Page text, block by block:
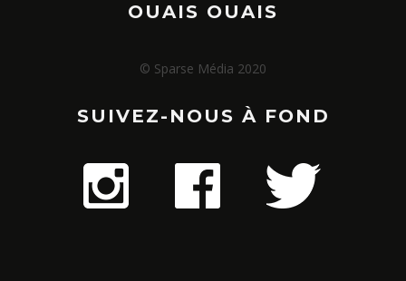
OUAIS OUAIS
© Sparse Média 2020
SUIVEZ-NOUS À FOND